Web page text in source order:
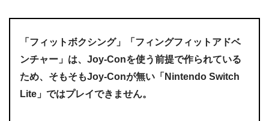
「フィットボクシング」「フィングフィットアドベ
ンチャー」は、Joy-Conを使う前提で作られている
ため、そもそもJoy-Conが無い「Nintendo Switch
Lite」ではプレイできません。